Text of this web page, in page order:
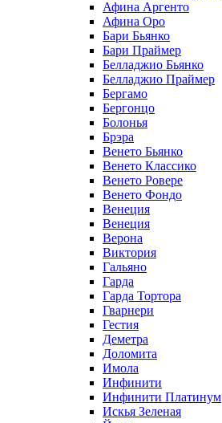
Афина Аргенто
Афина Оро
Бари Бьянко
Бари Праймер
Белладжио Бьянко
Белладжио Праймер
Бергамо
Бергонцо
Болонья
Брэра
Венето Бьянко
Венето Классико
Венето Ровере
Венето Фондо
Венеция
Венеция
Верона
Виктория
Гальяно
Гарда
Гарда Тортора
Гварнери
Гестия
Деметра
Доломита
Имола
Инфинити
Инфинити Платинум
Искья Зеленая